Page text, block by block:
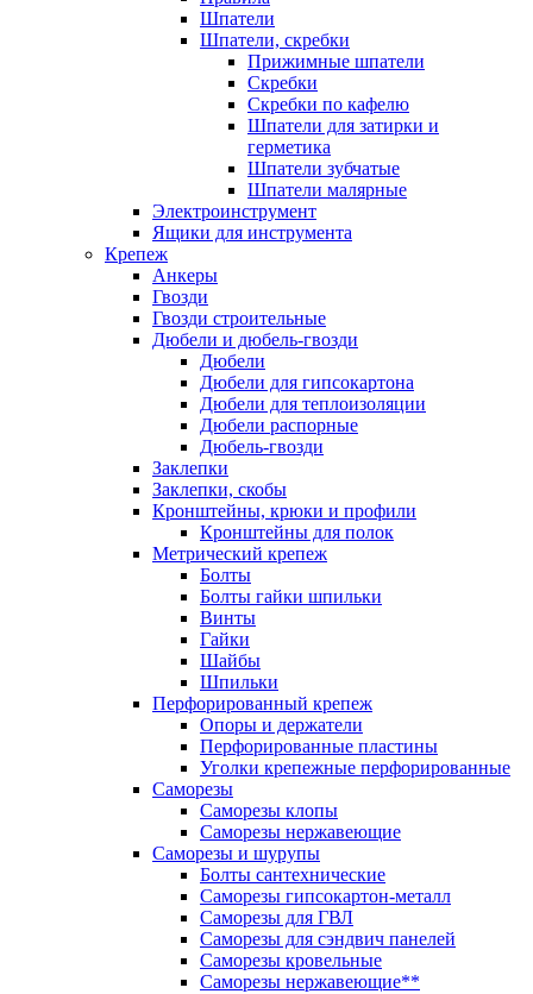
Шпатели
Шпатели, скребки
Прижимные шпатели
Скребки
Скребки по кафелю
Шпатели для затирки и
герметика
Шпатели зубчатые
Шпатели малярные
Электроинструмент
Ящики для инструмента
Крепеж
Анкеры
Гвозди
Гвозди строительные
Дюбели и дюбель-гвозди
Дюбели
Дюбели для гипсокартона
Дюбели для теплоизоляции
Дюбели распорные
Дюбель-гвозди
Заклепки
Заклепки, скобы
Кронштейны, крюки и профили
Кронштейны для полок
Метрический крепеж
Болты
Болты гайки шпильки
Винты
Гайки
Шайбы
Шпильки
Перфорированный крепеж
Опоры и держатели
Перфорированные пластины
Уголки крепежные перфорированные
Саморезы
Саморезы клопы
Саморезы нержавеющие
Саморезы и шурупы
Болты сантехнические
Саморезы гипсокартон-металл
Саморезы для ГВЛ
Саморезы для сэндвич панелей
Саморезы кровельные
Саморезы нержавеющие**